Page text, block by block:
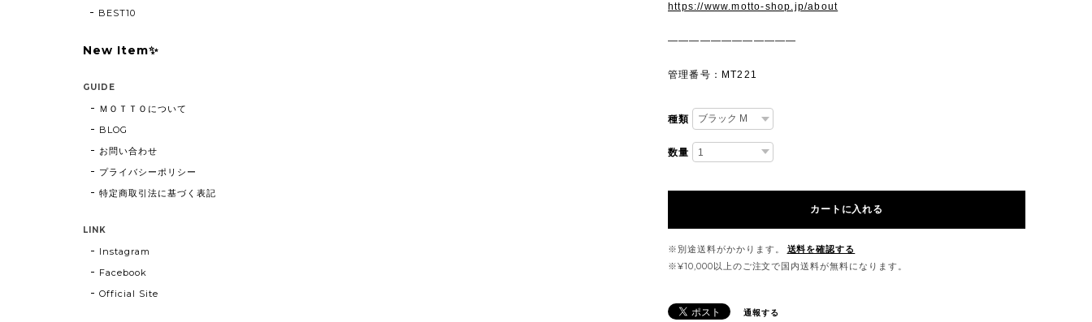
https://www.motto-shop.jp/about
————————————
管理番号：MT221
種類
数量
カートに入れる
※別途送料がかかります。
送料を確認する
※¥10,000以上のご注文で国内送料が無料になります。
通報する
BEST10
New Item✨
GUIDE
ＭＯＴＴＯについて
BLOG
お問い合わせ
プライバシーポリシー
特定商取引法に基づく表記
LINK
Instagram
Facebook
Official Site